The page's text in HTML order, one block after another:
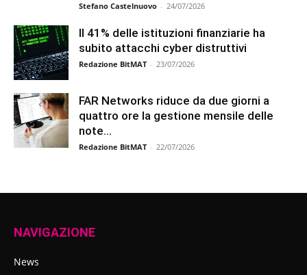
Stefano Castelnuovo - 24/07/2026
Il 41% delle istituzioni finanziarie ha
subito attacchi cyber distruttivi
Redazione BitMAT - 23/07/2026
FAR Networks riduce da due giorni a
quattro ore la gestione mensile delle
note...
Redazione BitMAT - 22/07/2026
NAVIGAZIONE
News